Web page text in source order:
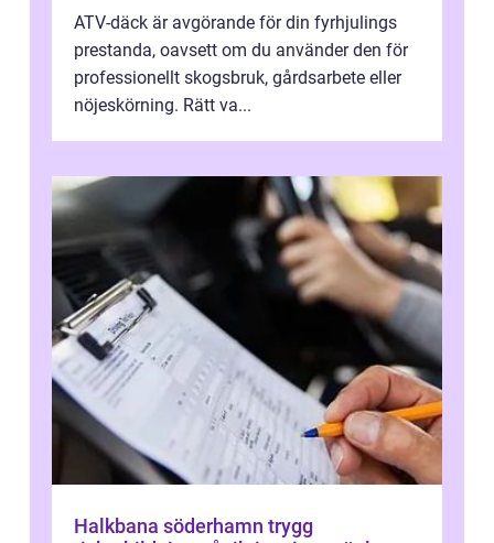
ATV-däck är avgörande för din fyrhjulings
prestanda, oavsett om du använder den för
professionellt skogsbruk, gårdsarbete eller
nöjeskörning. Rätt va...
Halkbana söderhamn trygg